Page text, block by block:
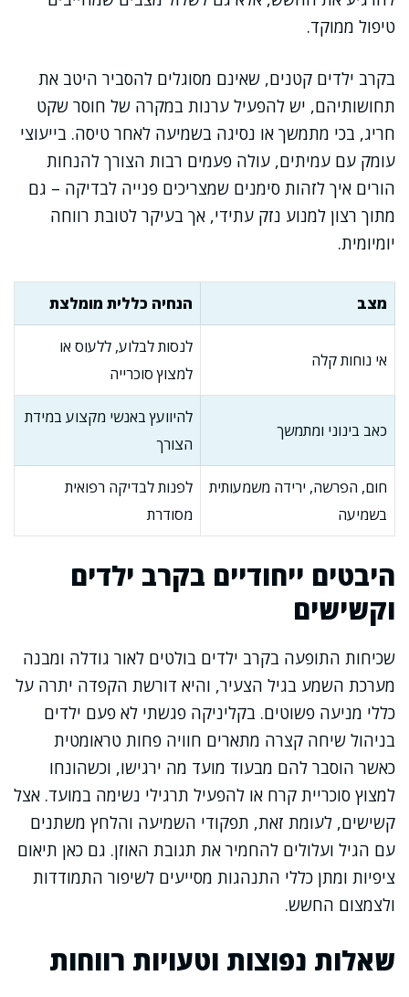
טיפול ממוקד.
בקרב ילדים קטנים, שאינם מסוגלים להסביר היטב את
תחושותיהם, יש להפעיל ערנות במקרה של חוסר שקט
חריג, בכי מתמשך או נסיגה בשמיעה לאחר טיסה. בייעוצי
עומק עם עמיתים, עולה פעמים רבות הצורך להנחות
הורים איך לזהות סימנים שמצריכים פנייה לבדיקה – גם
מתוך רצון למנוע נזק עתידי, אך בעיקר לטובת רווחה
יומיומית.
מצב הנחיה כללית מומלצת
אי נוחות קלה
לנסות לבלוע, ללעוס או
למצוץ סוכרייה
כאב בינוני ומתמשך
להיוועץ באנשי מקצוע במידת
הצורך
חום, הפרשה, ירידה משמעותית
בשמיעה
לפנות לבדיקה רפואית
מסודרת
היבטים ייחודיים בקרב ילדים
וקשישים
שכיחות התופעה בקרב ילדים בולטים לאור גודלה ומבנה
מערכת השמע בגיל הצעיר, והיא דורשת הקפדה יתרה על
כללי מניעה פשוטים. בקליניקה פגשתי לא פעם ילדים
בניהול שיחה קצרה מתארים חוויה פחות טראומטית
כאשר הוסבר להם מבעוד מועד מה ירגישו, וכשהונחו
למצוץ סוכריית קרח או להפעיל תרגילי נשימה במועד. אצל
קשישים, לעומת זאת, תפקודי השמיעה והלחץ משתנים
עם הגיל ועלולים להחמיר את תגובת האוזן. גם כאן תיאום
ציפיות ומתן כללי התנהגות מסייעים לשיפור התמודדות
ולצמצום החשש.
שאלות נפוצות וטעויות רווחות